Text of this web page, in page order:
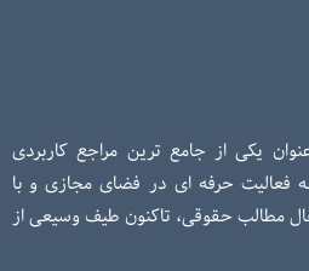
یکی از جامع ترین مراجع کاربردی
۱۵ سال سابقه فعالیت حرفه ای در فضای مجازی و با
مطالب حقوقی، تاکنون طیف وسیعی از